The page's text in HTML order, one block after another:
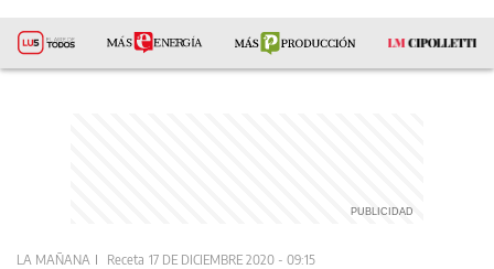
LA MAÑANA Receta 17 DE DICIEMBRE 2020 - 09:15